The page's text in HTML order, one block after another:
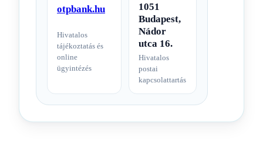
otpbank.hu
Hivatalos
tájékoztatás és
online
ügyintézés
1051
Budapest,
Nádor
utca 16.
Hivatalos
postai
kapcsolattartás